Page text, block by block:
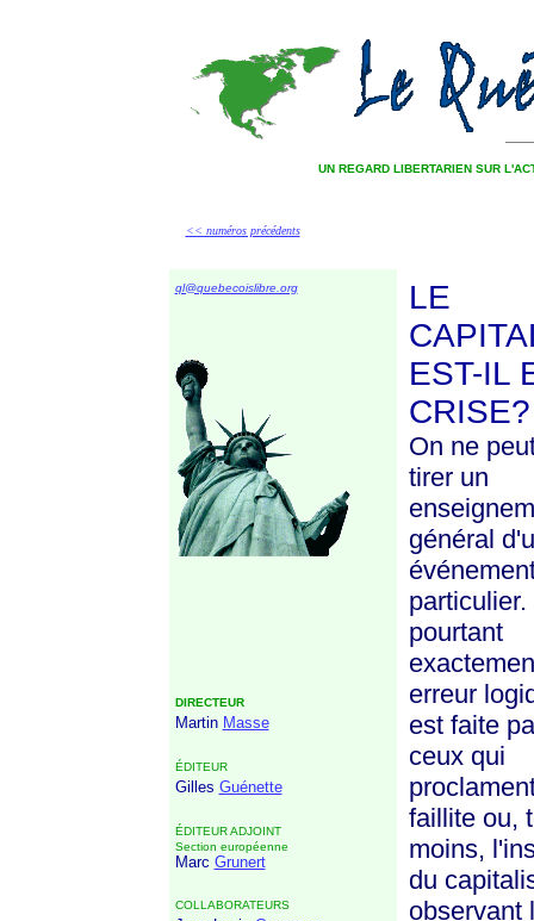
UN REGARD LIBERTARIEN SUR
<< numéros précédents
ql@quebecoislibre.org
DIRECTEUR
Martin Masse
ÉDITEUR
Gilles Guénette
ÉDITEUR ADJOINT
Section européenne
Marc Grunert
COLLABORATEURS
LE
EST-IL
CRISE?
On ne
tirer un
général
particulier.
pourtant
erreur
est faite
ceux qui
faillite ou,
moins,
du
observant